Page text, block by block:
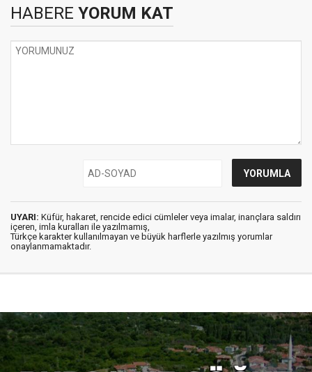
HABERE YORUM KAT
UYARI: Küfür, hakaret, rencide edici cümleler veya imalar, inançlara saldırı
içeren, imla kuralları ile yazılmamış,
Türkçe karakter kullanılmayan ve büyük harflerle yazılmış yorumlar
onaylanmamaktadır.